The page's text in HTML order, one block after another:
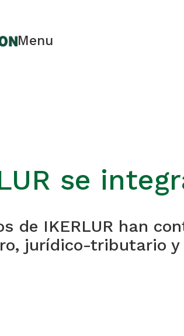
Menu
se
de IKERLUR han
jurídico-tributario y